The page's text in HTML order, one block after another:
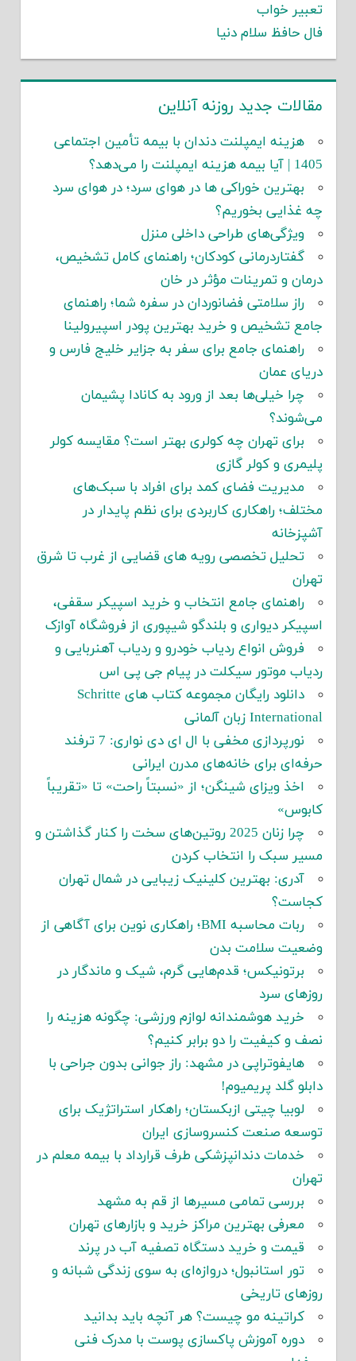
تعبیر خواب
فال حافظ سلام دنیا
مقالات جدید روزنه آنلاین
هزینه ایمپلنت دندان با بیمه تأمین اجتماعی
1405 | آیا بیمه هزینه ایمپلنت را می‌دهد؟
بهترین خوراکی ها در هوای سرد؛ در هوای سرد
چه غذایی بخوریم؟
ویژگی‌های طراحی داخلی منزل
گفتاردرمانی کودکان؛ راهنمای کامل تشخیص،
درمان و تمرینات مؤثر در خان
راز سلامتی فضانوردان در سفره شما؛ راهنمای
جامع تشخیص و خرید بهترین پودر اسپیرولینا
راهنمای جامع برای سفر به جزایر خلیج فارس و
دریای عمان
چرا خیلی‌ها بعد از ورود به کانادا پشیمان
می‌شوند؟
برای تهران چه کولری بهتر است؟ مقایسه کولر
پلیمری و کولر گازی
مدیریت فضای کمد برای افراد با سبک‌های
مختلف؛ راهکاری کاربردی برای نظم پایدار در
آشپزخانه
تحلیل تخصصی رویه های قضایی از غرب تا شرق
تهران
راهنمای جامع انتخاب و خرید اسپیکر سقفی،
اسپیکر دیواری و بلندگو شیپوری از فروشگاه آوازک
فروش انواع ردیاب خودرو و ردیاب آهنربایی و
ردیاب موتور سیکلت در پیام جی پی اس
دانلود رایگان مجموعه کتاب های Schritte
International زبان آلمانی
نورپردازی مخفی با ال ای دی نواری: 7 ترفند
حرفه‌ای برای خانه‌های مدرن ایرانی
اخذ ویزای شینگن؛ از «نسبتاً راحت» تا «تقریباً
کابوس»
چرا زنان 2025 روتین‌های سخت را کنار گذاشتن و
مسیر سبک را انتخاب کردن
آدری: بهترین کلینیک زیبایی در شمال تهران
کجاست؟
ربات محاسبه BMI؛ راهکاری نوین برای آگاهی از
وضعیت سلامت بدن
برتونیکس؛ قدم‌هایی گرم، شیک و ماندگار در
روزهای سرد
خرید هوشمندانه لوازم ورزشی: چگونه هزینه را
نصف و کیفیت را دو برابر کنیم؟
هایفوتراپی در مشهد: راز جوانی بدون جراحی با
دابلو گلد پریمیوم!
لوبیا چیتی ازبکستان؛ راهکار استراتژیک برای
توسعه صنعت کنسروسازی ایران
خدمات دندانپزشکی طرف قرارداد با بیمه معلم در
تهران
بررسی تمامی مسیرها از قم به مشهد
معرفی بهترین مراکز خرید و بازارهای تهران
قیمت و خرید دستگاه تصفیه آب در پرند
تور استانبول؛ دروازه‌ای به سوی زندگی شبانه و
روزهای تاریخی
کراتینه مو چیست؟ هر آنچه باید بدانید
دوره آموزش پاکسازی پوست با مدرک فنی